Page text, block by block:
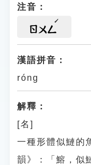
注音：
ㄖㄨㄥ
漢語拼音：
róng
解釋：
[名]
一種形體似鰱的
韻》：「鰫，似